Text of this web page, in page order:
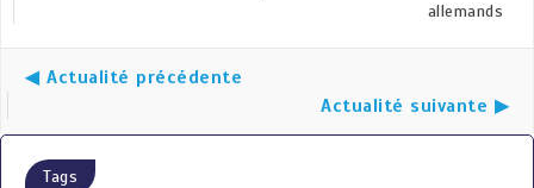
allemands
◀ Actualité précédente
Actualité suivante ▶
Tags